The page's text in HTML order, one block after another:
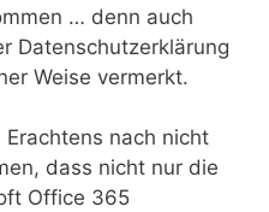
… denn auch
Datenschutzerklärung
Weise vermerkt.
nach nicht
dass nicht nur die
Office 365